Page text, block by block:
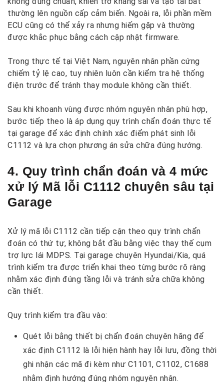
thường lên nguồn cấp cảm biến. Ngoài ra, lỗi phần mềm
ECU cũng có thể xảy ra nhưng hiếm gặp và thường
được khắc phục bằng cách cập nhật firmware.
Trong thực tế tại Việt Nam, nguyên nhân phần cứng
chiếm tỷ lệ cao, tuy nhiên luôn cần kiểm tra hệ thống
điện trước để tránh thay module không cần thiết.
Sau khi khoanh vùng được nhóm nguyên nhân phù hợp,
bước tiếp theo là áp dụng quy trình chẩn đoán thực tế
tại garage để xác định chính xác điểm phát sinh lỗi
C1112 và lựa chọn phương án sửa chữa đúng hướng.
4. Quy trình chẩn đoán và 4 mức
xử lý Mã lỗi C1112 chuyên sâu tại
Garage
Xử lý mã lỗi C1112 cần tiếp cận theo quy trình chẩn
đoán có thứ tự, không bắt đầu bằng việc thay thế cụm
trợ lực lái MDPS. Tại garage chuyên Hyundai/Kia, quá
trình kiểm tra được triển khai theo từng bước rõ ràng
nhằm xác định đúng tầng lỗi và tránh sửa chữa không
cần thiết.
Quy trình kiểm tra đầu vào:
Quét lỗi bằng thiết bị chẩn đoán chuyên hãng để
xác định C1112 là lỗi hiện hành hay lỗi lưu, đồng thời
ghi nhận các mã đi kèm như C1101, C1102, C1688
nhằm định hướng đúng nhóm nguyên nhân.